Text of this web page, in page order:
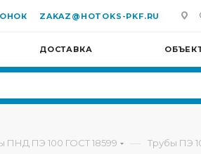
ZAKAZ@HOTOKS-PKF.RU
ДОСТАВКА
ПНД ПЭ 100 ГОСТ 18599 — Трубы ПЭ